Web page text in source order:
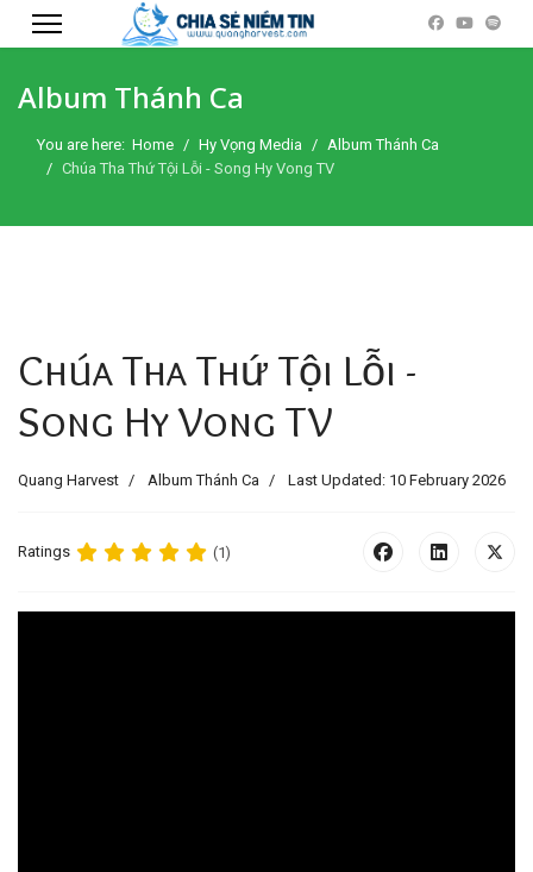
Album Thánh Ca
You are here: Home Hy Vọng Media
Album Thánh Ca
Chúa Tha Thứ Tội Lỗi - Song Hy Vong TV
Chúa Tha Thứ Tội Lỗi -
Song Hy Vong TV
Quang Harvest Album Thánh Ca Last Updated: 10 February 2026
Ratings (1)